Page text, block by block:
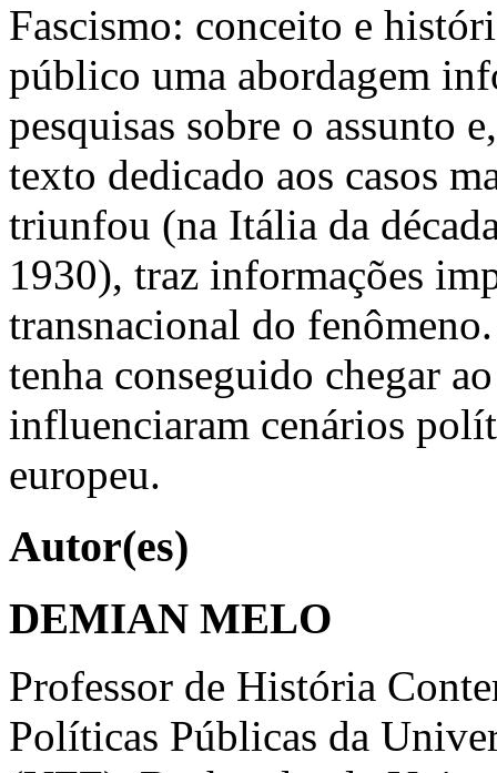
Fascismo: conceito e
público uma abordagem
pesquisas sobre o assunto
texto dedicado aos casos
triunfou (na Itália da
1930), traz informações
transnacional do
tenha conseguido chegar
influenciaram cenários
europeu.
Autor(es)
DEMIAN MELO
Professor de História
Políticas Públicas da